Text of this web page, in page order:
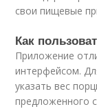
свои пищевые
Как
Приложение
интерфейсом.
указать вес
предложенного